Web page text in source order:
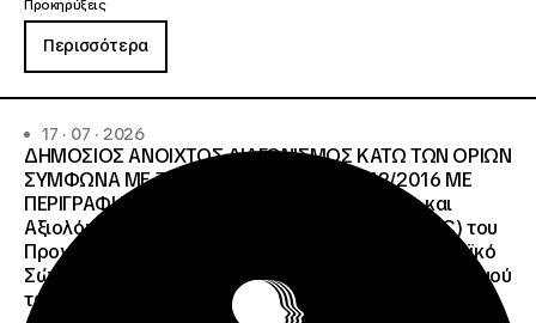
Προκηρύξεις
Περισσότερα
17 · 07 · 2026
ΔΗΜΟΣΙΟΣ ΑΝΟΙΧΤΟΣ ΔΙΑΓΩΝΙΣΜΟΣ ΚΑΤΩ ΤΩΝ ΟΡΙΩΝ
ΣΥΜΦΩΝΑ ΜΕ ΤΟ ΑΡΘΡΟ 107 ΤΟΥ Ν.4412/2016 ΜΕ
ΠΕΡΙΓΡΑΦΗ: Διοργάνωση Κύκλου Κατάρτισης και
Αξιολόγησης (Training and Evaluation Cycle – TEC) του
Προγράμματος European Solidarity Corps (Ευρωπαϊκό
Σώμα Αλληλεγγύης) της Εθνικής Μονάδας Συντονισμού
των Προγραμμάτων Erasmus+/Τομέας Νεολαία &